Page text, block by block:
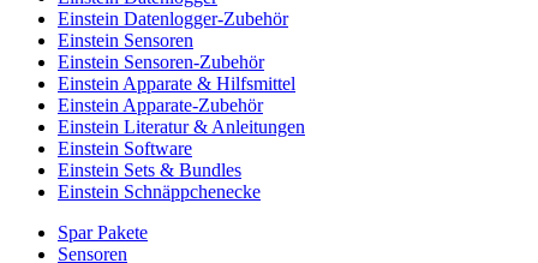
Einstein Datenlogger-Zubehör
Einstein Sensoren
Einstein Sensoren-Zubehör
Einstein Apparate & Hilfsmittel
Einstein Apparate-Zubehör
Einstein Literatur & Anleitungen
Einstein Software
Einstein Sets & Bundles
Einstein Schnäppchenecke
Spar Pakete
Sensoren